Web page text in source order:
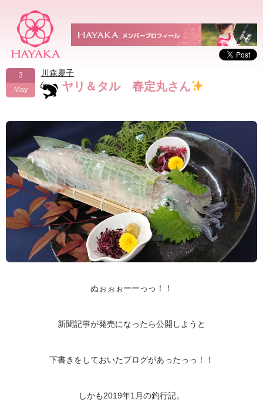
3
May
川森慶子
ヤリ＆タル 春定丸さん
ぬぉぉぉーーっっ！！
新聞記事が発売になったら公開しようと
下書きをしておいたブログがあったっっ！！
しかも2019年1月の釣行記。